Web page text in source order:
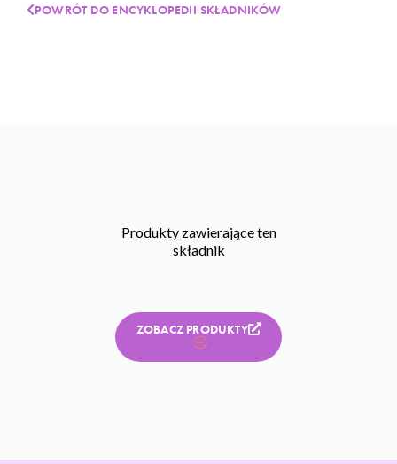
POWRÓT DO ENCYKLOPEDII SKŁADNIKÓW
Produkty zawierające ten
składnik
ZOBACZ PRODUKTY